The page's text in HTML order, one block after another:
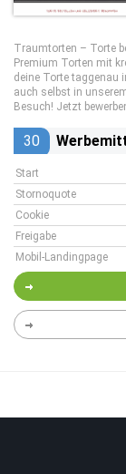
Traumtorten – Torte
Premium Torten mit
deine Torte taggenau
auch selbst in
Besuch! Jetzt
30
Start
Stornoquote
Cookie
Freigabe
Mobil-Landingpage